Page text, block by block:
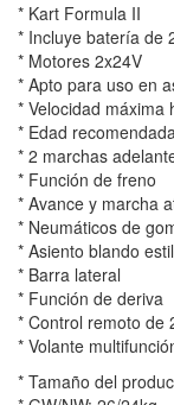
* Kart Formula II
* Incluye batería de
* Motores 2x24V
* Apto para uso en
* Velocidad máxima
* Edad
* 2 marchas
* Función de freno
* Avance y marcha
* Neumáticos de
* Asiento blando
* Barra lateral
* Función de deriva
* Control remoto de
* Volante
* Tamaño del